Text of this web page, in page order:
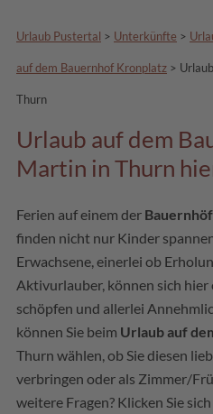
Urlaub Pustertal > Unterkünfte >
auf dem Bauernhof Kronplatz >
Thurn
Urlaub auf dem
Martin in Thurn
Ferien auf einem der
finden nicht nur Kinder
Erwachsene, einerlei ob
Aktivurlauber, können sich
schöpfen und allerlei
können Sie beim Urlaub auf
Thurn wählen, ob Sie diesen
verbringen oder als Zimmer/
weitere Fragen? Klicken Sie